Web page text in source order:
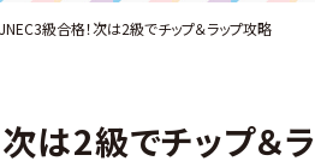
級合格！次は2級でチップ＆ラップ攻略
は2級でチップ＆